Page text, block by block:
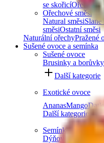
se skořicíOřechy v
Ořechové směsi
Natural směsiSlané
směsiOstatní směsi
Naturální ořechyPražené
Sušené ovoce a semínka
Sušené ovoce
Brusinky a borůvky
Další kategorie
Exotické ovoce
AnanasMangoDatle
Další kategorie
Semínka
Dýňová semínka